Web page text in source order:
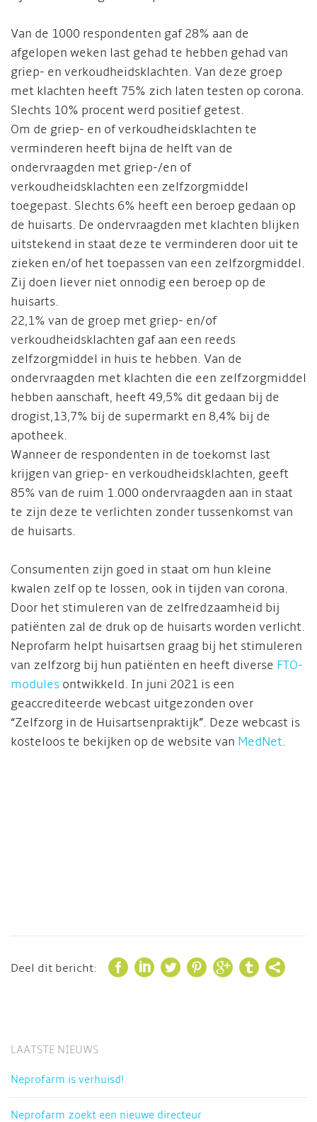
Van de 1000 respondenten gaf 28% aan de
afgelopen weken last gehad te hebben gehad van
griep- en verkoudheidsklachten. Van deze groep
met klachten heeft 75% zich laten testen op corona.
Slechts 10% procent werd positief getest.
Om de griep- en of verkoudheidsklachten te
verminderen heeft bijna de helft van de
ondervraagden met griep-/en of
verkoudheidsklachten een zelfzorgmiddel
toegepast. Slechts 6% heeft een beroep gedaan op
de huisarts. De ondervraagden met klachten blijken
uitstekend in staat deze te verminderen door uit te
zieken en/of het toepassen van een zelfzorgmiddel.
Zij doen liever niet onnodig een beroep op de
huisarts.
22,1% van de groep met griep- en/of
verkoudheidsklachten gaf aan een reeds
zelfzorgmiddel in huis te hebben. Van de
ondervraagden met klachten die een zelfzorgmiddel
hebben aanschaft, heeft 49,5% dit gedaan bij de
drogist,13,7% bij de supermarkt en 8,4% bij de
apotheek.
Wanneer de respondenten in de toekomst last
krijgen van griep- en verkoudheidsklachten, geeft
85% van de ruim 1.000 ondervraagden aan in staat
te zijn deze te verlichten zonder tussenkomst van
de huisarts.
Consumenten zijn goed in staat om hun kleine
kwalen zelf op te lossen, ook in tijden van corona.
Door het stimuleren van de zelfredzaamheid bij
patiënten zal de druk op de huisarts worden verlicht.
Neprofarm helpt huisartsen graag bij het stimuleren
van zelfzorg bij hun patiënten en heeft diverse FTO-
modules ontwikkeld. In juni 2021 is een
geaccrediteerde webcast uitgezonden over
“Zelfzorg in de Huisartsenpraktijk”. Deze webcast is
kosteloos te bekijken op de website van MedNet.
Deel dit bericht:       
LAATSTE NIEUWS
Neprofarm is verhuisd!
Neprofarm zoekt een nieuwe directeur